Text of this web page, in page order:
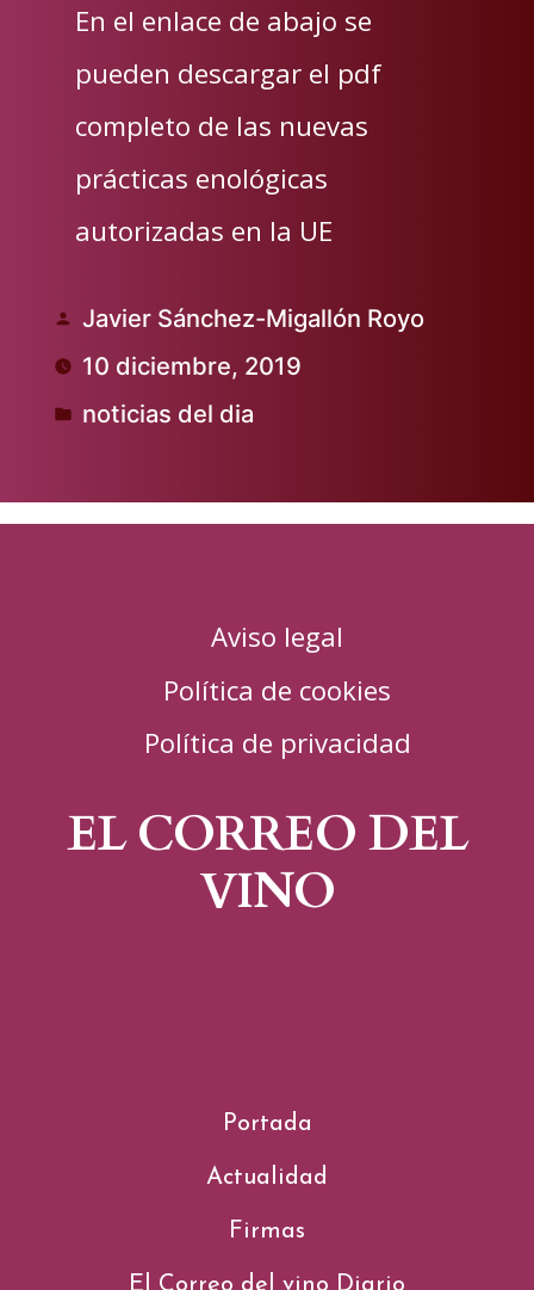
En el enlace de abajo se
pueden descargar el pdf
completo de las nuevas
prácticas enológicas
autorizadas en la UE
Publicado
por
Javier Sánchez-Migallón Royo
10 diciembre, 2019
Publicado
noticias del dia
Aviso legal
Política de cookies
Política de privacidad
EL CORREO DEL
VINO
Portada
Actualidad
Firmas
El Correo del vino Diario